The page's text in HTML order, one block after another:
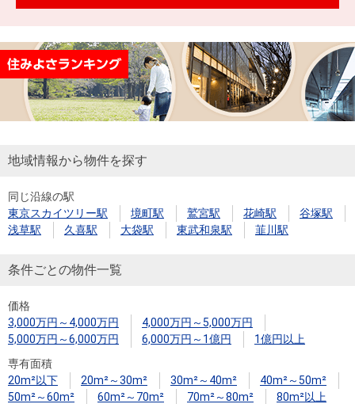
用
物
件
を
す
件を
探す
購入向け
サービス
住宅ロー
ンシミュ
住まい1プ
ラス（お
暮らしの
税金の本
（電子ブ
ック）
ド
金額
試算
売却向け
周辺相場
住まい1プ
住まいと
暮らしの
税金の本
売却ガイ
ド
（電子ブ
ック版）
閉じる
地域情報から物件を探す
同じ沿線の駅
東京スカイツリー駅
境町駅 鷲宮駅 花崎駅
谷塚駅
浅草駅
久喜駅 大袋駅 東武和泉駅 韮川駅
条件ごとの物件一覧
価格
3,000万円～4,000万円
4,000万円～5,000万円
5,000万円～6,000万円
6,000万円～1億円
1億円以上
専有面積
20m²以下
20m²～30m² 30m²～40m²
40m²～50m²
50m²～60m²
60m²～70m² 70m²～80m²
80m²以上